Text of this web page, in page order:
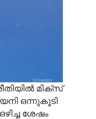
മിക്സ്
ഒന്നുകൂടി
ശേഷം